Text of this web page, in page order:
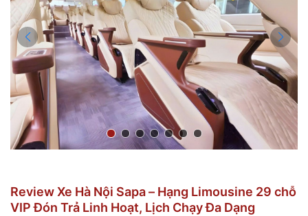
Review Xe Hà Nội Sapa – Hạng Limousine 29 chỗ
VIP Đón Trả Linh Hoạt, Lịch Chạy Đa Dạng